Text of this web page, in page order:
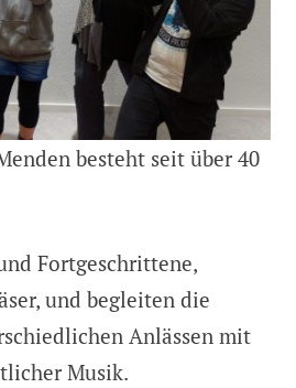
besteht seit über 40
Fortgeschrittene,
und begleiten die
Anlässen mit
Musik.